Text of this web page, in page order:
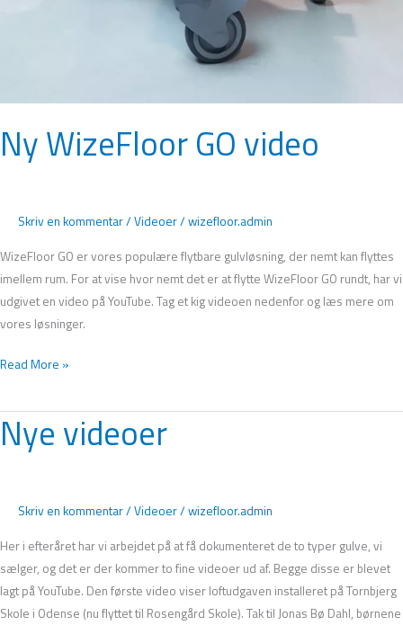
Ny WizeFloor GO video
Skriv en kommentar/ Videoer/ wizefloor.admin
WizeFloor GO er vores populære flytbare gulvløsning, der nemt kan flyttes
imellem rum. For at vise hvor nemt det er at flytte WizeFloor GO rundt, har vi
udgivet en video på YouTube. Tag et kig videoen nedenfor og læs mere om
vores løsninger.
Read More »
Nye videoer
Skriv en kommentar/ Videoer/ wizefloor.admin
Her i efteråret har vi arbejdet på at få dokumenteret de to typer gulve, vi
sælger, og det er der kommer to fine videoer ud af. Begge disse er blevet
lagt på YouTube. Den første video viser loftudgaven installeret på Tornbjerg
Skole i Odense (nu flyttet til Rosengård Skole). Tak til Jonas Bø Dahl, børnene
Nye
videoer